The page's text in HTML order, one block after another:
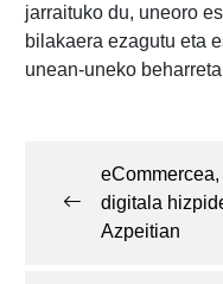
jarraituko du, uneoro
bilakaera ezagutu eta
unean-uneko
digitala
Azpeitian